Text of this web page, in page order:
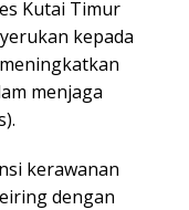
Kutai Timur
kepada
menjaga
kerawanan
dengan